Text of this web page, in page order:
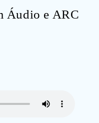
Áudio e ARC